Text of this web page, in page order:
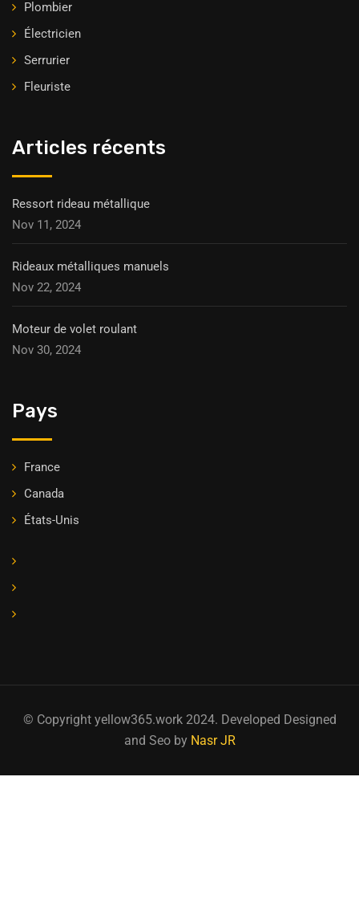
Plombier
Électricien
Serrurier
Fleuriste
Articles récents
Ressort rideau métallique
Nov 11, 2024
Rideaux métalliques manuels
Nov 22, 2024
Moteur de volet roulant
Nov 30, 2024
Pays
France
Canada
États-Unis
© Copyright yellow365.work 2024. Developed Designed
and Seo by Nasr JR